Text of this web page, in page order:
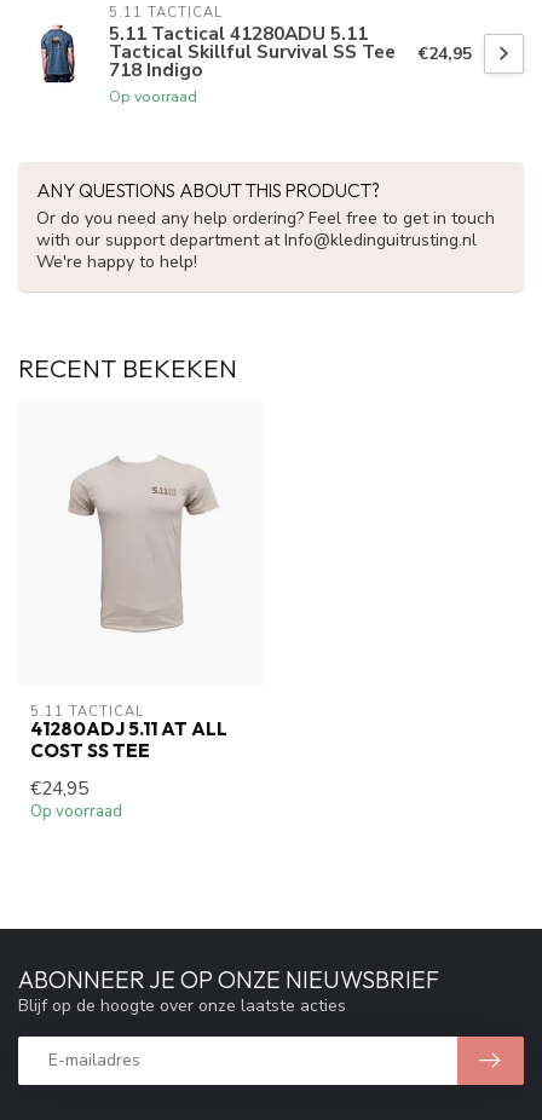
5.11 TACTICAL
5.11 Tactical 41280ADU 5.11
Tactical Skillful Survival SS Tee
718 Indigo
Op voorraad
€24,95
ANY QUESTIONS ABOUT THIS PRODUCT?
Or do you need any help ordering? Feel free to get in touch
with our support department atInfo@kledinguitrusting.nl
We're happy to help!
RECENT BEKEKEN
5.11 TACTICAL
41280ADJ 5.11 AT ALL
COST SS TEE
€24,95
Op voorraad
ABONNEER JE OP ONZE NIEUWSBRIEF
Blijf op de hoogte over onze laatste acties